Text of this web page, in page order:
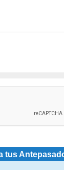
tus